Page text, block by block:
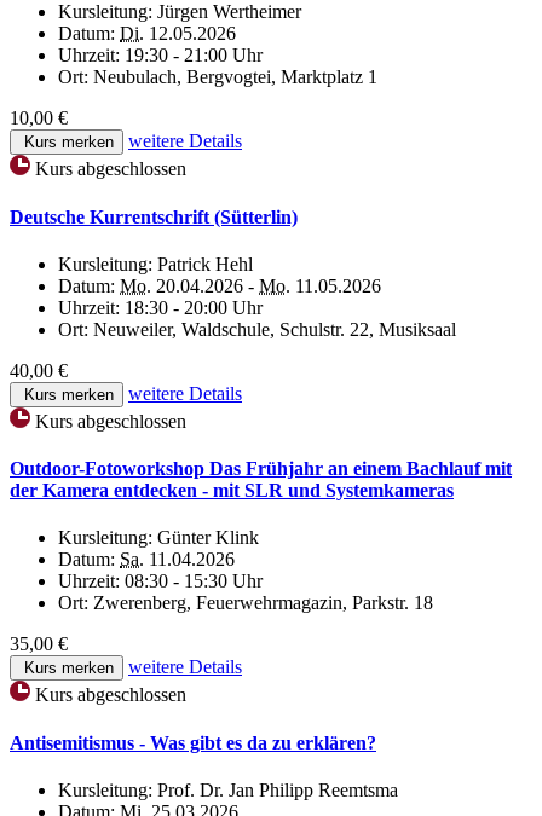
Kursleitung: Jürgen Wertheimer
Datum: Di. 12.05.2026
Uhrzeit: 19:30 - 21:00 Uhr
Ort: Neubulach, Bergvogtei, Marktplatz 1
10,00 €
Kurs merken
weitere Details
Kurs abgeschlossen
Deutsche Kurrentschrift (Sütterlin)
Kursleitung: Patrick Hehl
Datum: Mo. 20.04.2026 - Mo. 11.05.2026
Uhrzeit: 18:30 - 20:00 Uhr
Ort: Neuweiler, Waldschule, Schulstr. 22, Musiksaal
40,00 €
Kurs merken
weitere Details
Kurs abgeschlossen
Outdoor-Fotoworkshop Das Frühjahr an einem Bachlauf mit
der Kamera entdecken - mit SLR und Systemkameras
Kursleitung: Günter Klink
Datum: Sa. 11.04.2026
Uhrzeit: 08:30 - 15:30 Uhr
Ort: Zwerenberg, Feuerwehrmagazin, Parkstr. 18
35,00 €
Kurs merken
weitere Details
Kurs abgeschlossen
Antisemitismus - Was gibt es da zu erklären?
Kursleitung: Prof. Dr. Jan Philipp Reemtsma
Datum: Mi. 25.03.2026